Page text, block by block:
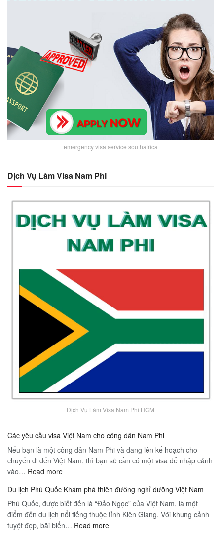
emergency visa service southafrica
Dịch Vụ Làm Visa Nam Phi
Dịch Vụ Làm Visa Nam Phi HCM
Các yêu cầu visa Việt Nam cho công dân Nam Phi
Nếu bạn là một công dân Nam Phi và đang lên kế hoạch cho
chuyến đi đến Việt Nam, thì bạn sẽ cần có một visa để nhập cảnh
vào… Read more:
yêu
cầu
visa
Việt
Du lịch Phú Quốc Khám phá thiên đường nghỉ dưỡng Việt Nam
Phú Quốc, được biết đến là “Đảo Ngọc” của Việt Nam, là một
điểm đến du lịch nổi tiếng thuộc tỉnh Kiên Giang. Với khung cảnh
tuyệt đẹp, bãi biển… Read more: